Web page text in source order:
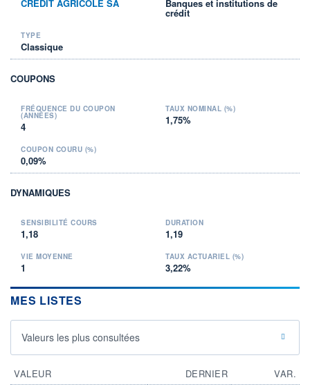
CREDIT AGRICOLE SA Banques et institutions de
crédit
TYPE
Classique
COUPONS
FRÉQUENCE DU COUPON
(ANNÉES)
4
TAUX NOMINAL (%)
1,75%
COUPON COURU (%)
0,09%
DYNAMIQUES
SENSIBILITÉ COURS
1,18
DURATION
1,19
VIE MOYENNE
1
TAUX ACTUARIEL (%)
3,22%
MES LISTES
Valeurs les plus consultées
VALEUR DERNIER VAR.